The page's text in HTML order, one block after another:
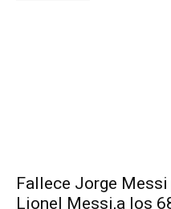
Fallece Jorge
Lionel Messi,a los